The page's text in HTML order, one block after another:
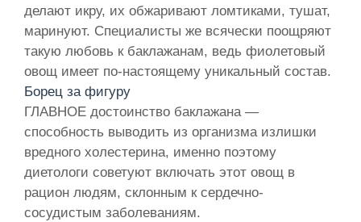
делают икру, их обжаривают ломтиками, тушат,
маринуют. Специалисты же всячески поощряют
такую любовь к баклажанам, ведь фиолетовый
овощ имеет по-настоящему уникальный состав.
Борец за фигуру
ГЛАВНОЕ достоинство баклажана —
способность выводить из организма излишки
вредного холестерина, именно поэтому
диетологи советуют включать этот овощ в
рацион людям, склонным к сердечно-
сосудистым заболеваниям.